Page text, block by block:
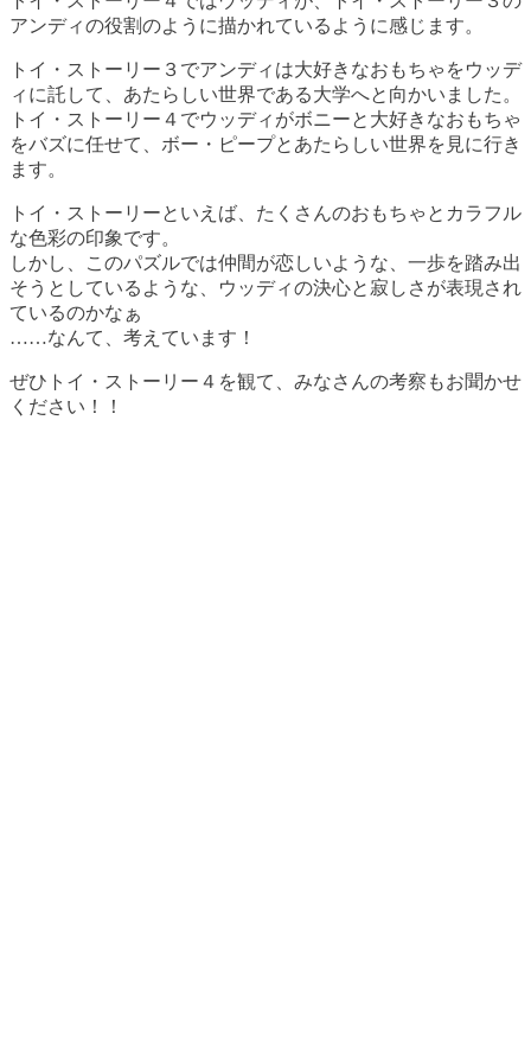
アンディの役割のように描かれているように感じます。
トイ・ストーリー３でアンディは大好きなおもちゃをウッデ
ィに託して、あたらしい世界である大学へと向かいました。
トイ・ストーリー４でウッディがボニーと大好きなおもちゃ
をバズに任せて、ボー・ピープとあたらしい世界を見に行き
ます。
トイ・ストーリーといえば、たくさんのおもちゃとカラフル
な色彩の印象です。
しかし、このパズルでは仲間が恋しいような、一歩を踏み出
そうとしているような、ウッディの決心と寂しさが表現され
ているのかなぁ
……なんて、考えています！
ぜひトイ・ストーリー４を観て、みなさんの考察もお聞かせ
ください！！